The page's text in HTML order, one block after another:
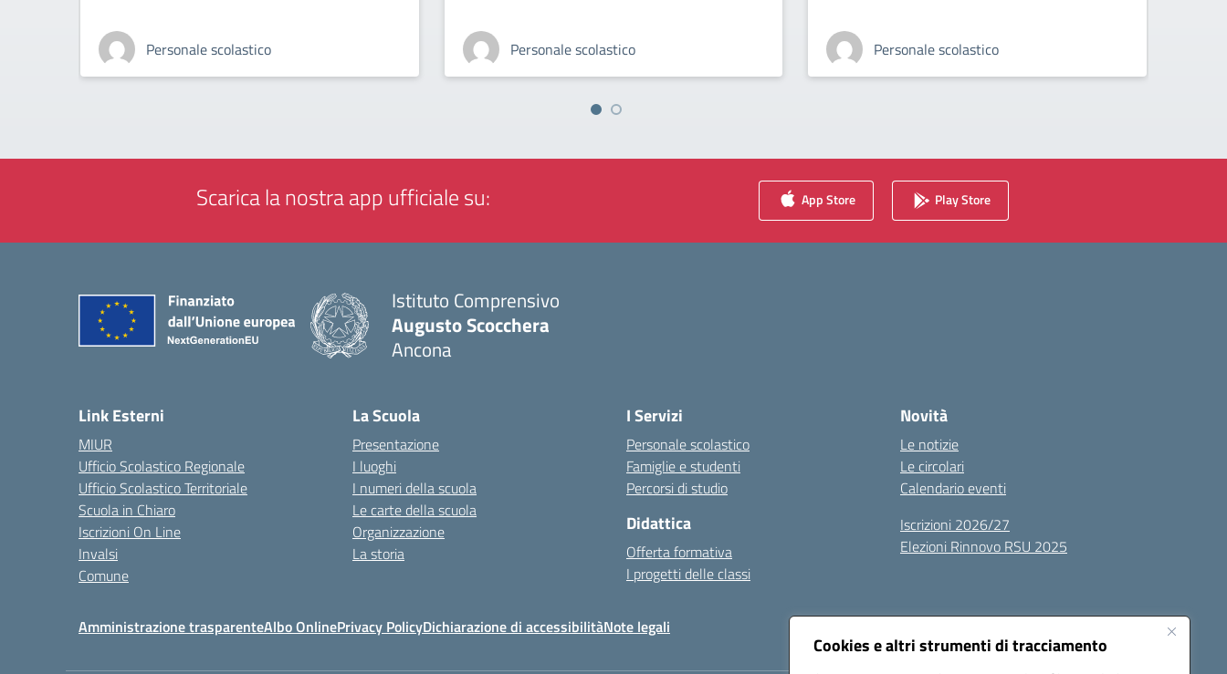
Cookies e altri strumenti di tracciamento
Personale scolastico Personale scolastico Personale scolastico
Scarica la nostra app ufficiale su: App Store Play Store
Istituto Comprensivo
Augusto Scocchera
Ancona
Link Esterni
MIUR
Ufficio Scolastico Regionale
Ufficio Scolastico Territoriale
Scuola in Chiaro
Iscrizioni On Line
Invalsi
Comune
La Scuola
Presentazione
I luoghi
I numeri della scuola
Le carte della scuola
Organizzazione
La storia
I Servizi
Personale scolastico
Famiglie e studenti
Percorsi di studio
Didattica
Offerta formativa
I progetti delle classi
Novità
Le notizie
Le circolari
Calendario eventi
Iscrizioni 2026/27
Elezioni Rinnovo RSU 2025
Amministrazione trasparenteAlbo OnlinePrivacy PolicyDichiarazione di accessibilitàNote legali